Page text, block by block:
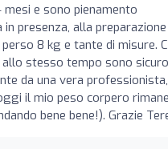
e sono pienamento
presenza, alla preparazione
8 kg e tante di misure.
stesso tempo sono
da una vera
il mio peso corpero
bene bene!). Grazie